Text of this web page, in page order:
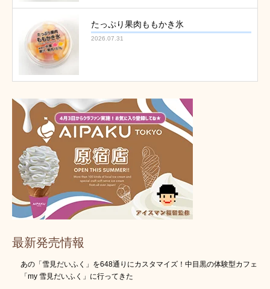
たっぷり果肉ももかき氷
2026.07.31
最新発売情報
あの「雪見だいふく」を648通りにカスタマイズ！中目黒の体験型カフェ
「my 雪見だいふく」に行ってきた